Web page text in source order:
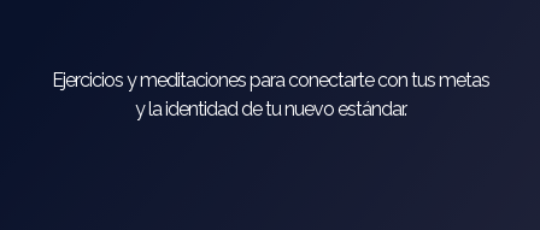
Ejercicios y meditaciones para conectarte con tus metas
y la identidad de tu nuevo estándar.